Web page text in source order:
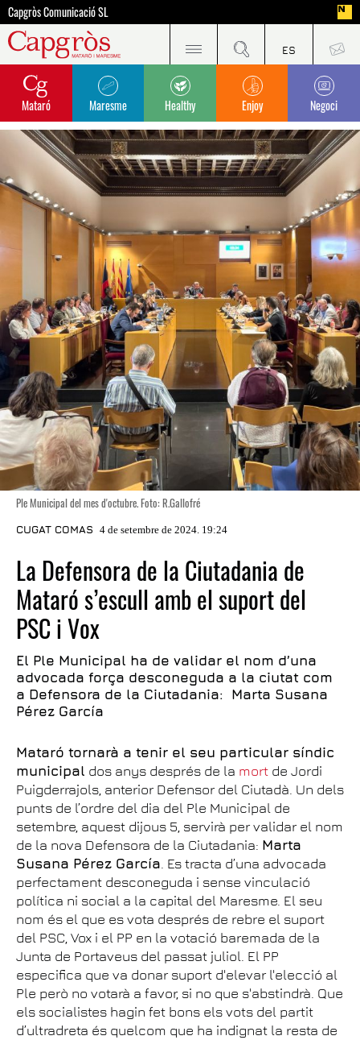
Capgròs Comunicació SL
Mataró Maresme Healthy Enjoy Negoci
Ple Municipal del mes d'octubre. Foto: R.Gallofré
CUGAT COMAS 4 de setembre de 2024. 19:24
La Defensora de la Ciutadania de
Mataró s’escull amb el suport del
PSC i Vox
El Ple Municipal ha de validar el nom d’una
advocada força desconeguda a la ciutat com
a Defensora de la Ciutadania: Marta Susana
Pérez García
Mataró tornarà a tenir el seu particular síndic
municipal dos anys després de la mort de Jordi
Puigderrajols, anterior Defensor del Ciutadà. Un dels
punts de l’ordre del dia del Ple Municipal de
setembre, aquest dijous 5, servirà per validar el nom
de la nova Defensora de la Ciutadania: Marta
Susana Pérez García. Es tracta d’una advocada
perfectament desconeguda i sense vinculació
política ni social a la capital del Maresme. El seu
nom és el que es vota després de rebre el suport
del PSC, Vox i el PP en la votació baremada de la
Junta de Portaveus del passat juliol. El PP
especifica que va donar suport d'elevar l'elecció al
Ple però no votarà a favor, si no que s'abstindrà. Que
els socialistes hagin fet bons els vots del partit
d’ultradreta és quelcom que ha indignat la resta de